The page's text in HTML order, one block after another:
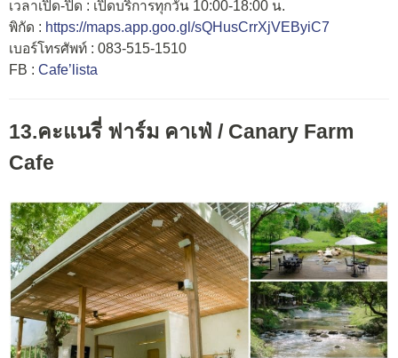
เวลาเปิด-ปิด : เปิดบริการทุกวัน 10:00-18:00 น.
พิกัด : https://maps.app.goo.gl/sQHusCrrXjVEByiC7
เบอร์โทรศัพท์ : 083-515-1510
FB : Cafe’lista
13.คะแนรี่ ฟาร์ม คาเฟ่ / Canary Farm
Cafe